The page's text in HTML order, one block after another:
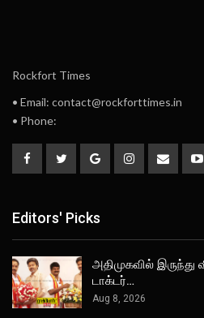
Rockfort Times
• Email: contact@rockforttimes.in
• Phone:
Editors' Picks
அதிமுகவில்
டாக்டர்…
Aug 8, 2026